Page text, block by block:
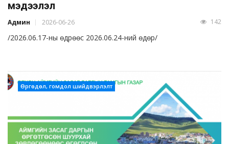
мэдээлэл
Админ 2026-06-26 142
/2026.06.17-ны өдрөөс 2026.06.24-ний өдөр/
Өргөдөл, гомдол шийдвэрлэлт